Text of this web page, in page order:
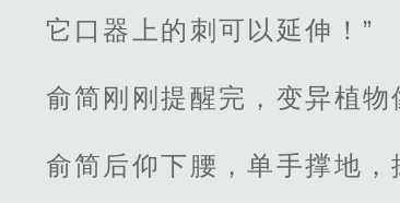
它口器上的刺可以延伸！”
俞简刚刚提醒完，变异植物
俞简后仰下腰，单手撑地